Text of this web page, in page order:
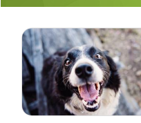
USTED ESTÁ AQUÍ